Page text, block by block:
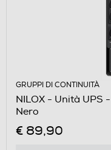
GRUPPI DI CONTINUITÀ
NILOX - Unità UPS
Nero
€ 89,90